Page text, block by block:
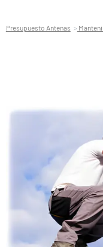
Presupuesto Antenas